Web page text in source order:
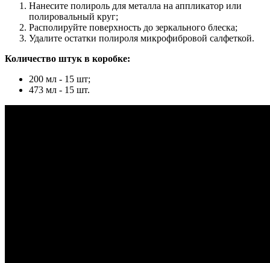
Нанесите полироль для металла на аппликатор или
полировальный круг;
Располируйте поверхность до зеркального блеска;
Удалите остатки полироля микрофибровой салфеткой.
Количество штук в коробке:
200 мл - 15 шт;
473 мл - 15 шт.